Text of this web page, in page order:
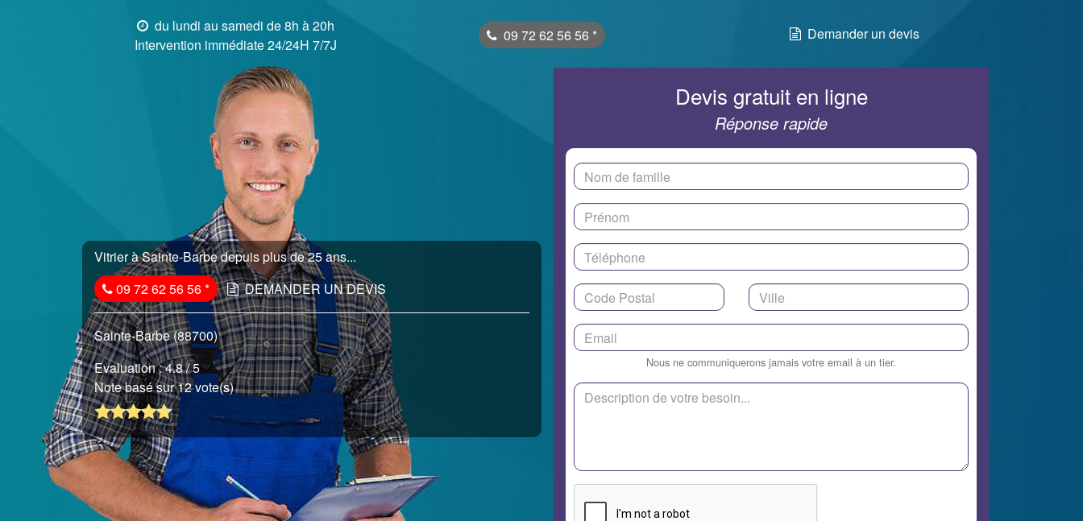
du lundi au samedi de 8h à 20h
Intervention immédiate 24/24H 7/7J
09 72 62 56 56 * Demander un devis
Vitrier à Sainte-Barbe depuis plus de 25 ans...
09 72 62 56 56* DEMANDER UN DEVIS
Sainte-Barbe (88700)
Evaluation :4.8/ 5
Note basé sur 12 vote(s)
Devis gratuit en ligne
Réponse rapide
Nous ne communiquerons jamais votre email à un tier.